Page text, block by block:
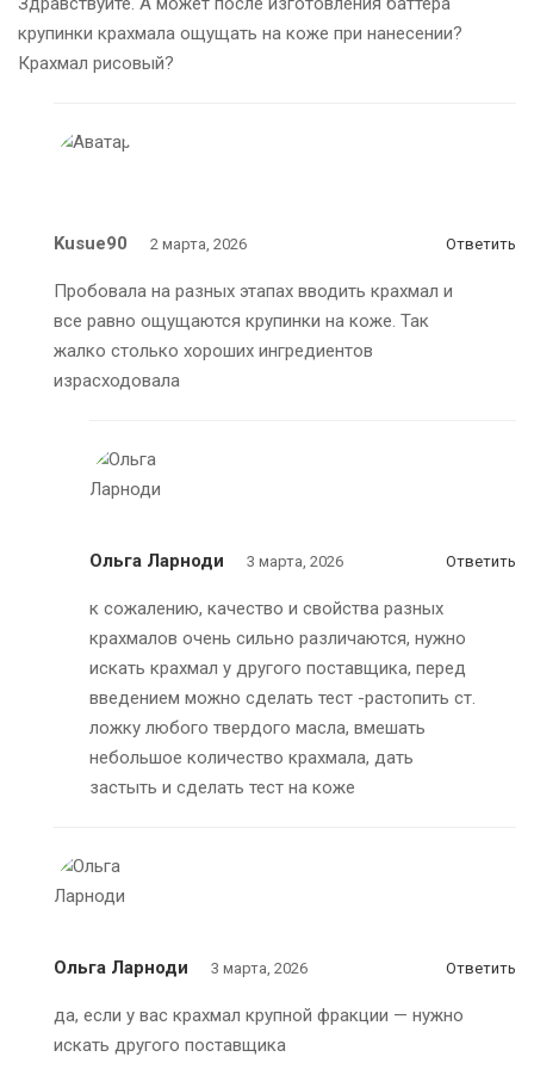
крупинки крахмала ощущать на коже при нанесении?
Крахмал рисовый?
Kusue90 2 марта, 2026 Ответить
Пробовала на разных этапах вводить крахмал и
все равно ощущаются крупинки на коже. Так
жалко столько хороших ингредиентов
израсходовала
Ольга Ларноди 3 марта, 2026 Ответить
к сожалению, качество и свойства разных
крахмалов очень сильно различаются, нужно
искать крахмал у другого поставщика, перед
введением можно сделать тест -растопить ст.
ложку любого твердого масла, вмешать
небольшое количество крахмала, дать
застыть и сделать тест на коже
Ольга Ларноди 3 марта, 2026 Ответить
да, если у вас крахмал крупной фракции — нужно
искать другого поставщика